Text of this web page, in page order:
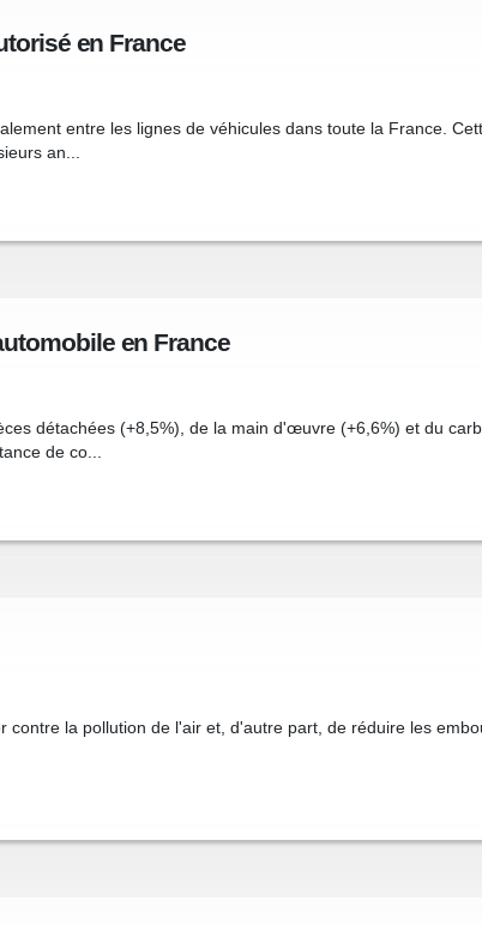
en France
entre les lignes de véhicules dans toute la France.
an...
en France
détachées (+8,5%), de la main d'œuvre (+6,6%) et du
de co...
la pollution de l'air et, d'autre part, de réduire les